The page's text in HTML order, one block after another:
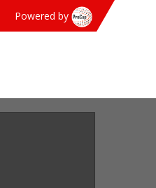
Powered by